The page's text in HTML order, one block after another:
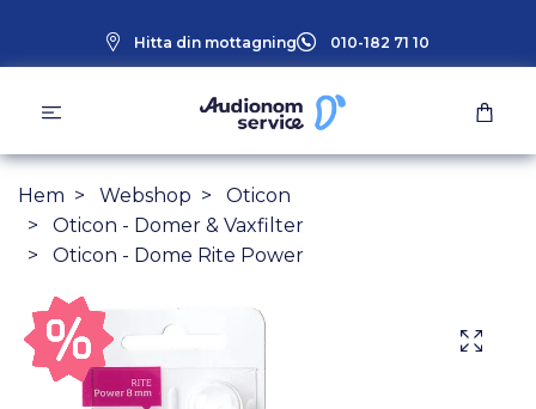
Hitta din mottagning 010-182 71 10
Hem Webshop
Oticon
Oticon - Domer & Vaxfilter
Oticon - Dome Rite Power